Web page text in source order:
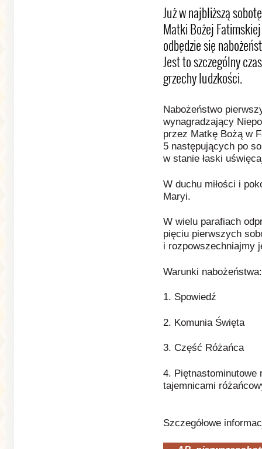
Już w najbliższą
Matki Bożej
odbędzie się
Jest to szczególny
grzechy ludzkości.
Nabożeństwo
wynagradzający
przez Matkę Bożą w
5 następujących po
w stanie łaski
W duchu miłości i
Maryi.
W wielu parafiach
pięciu pierwszych
i rozpowszechniajmy
Warunki nabożeństwa:
1. Spowiedź
2. Komunia Święta
3. Część Różańca
4.
tajemnicami
Szczegółowe